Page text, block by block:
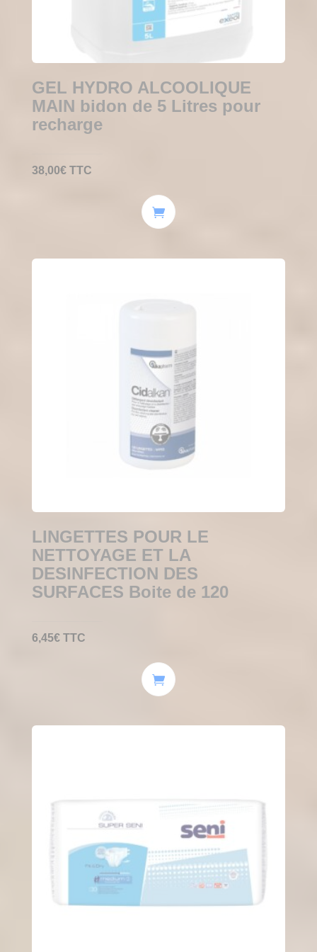
GEL HYDRO ALCOOLIQUE
MAIN bidon de 5 Litres pour
recharge
38,00€ TTC
LINGETTES POUR LE
NETTOYAGE ET LA
DESINFECTION DES
SURFACES Boite de 120
6,45€ TTC